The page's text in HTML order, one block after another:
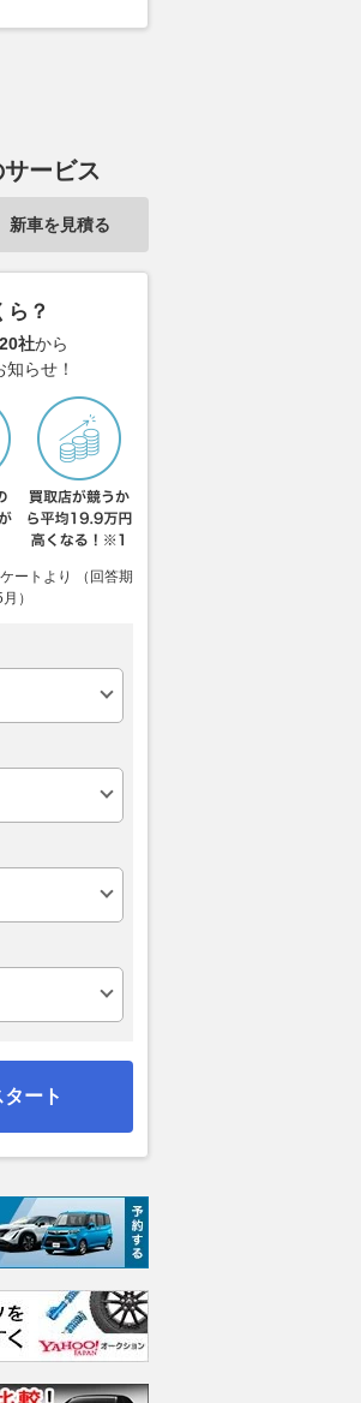
ウン！ ブリッツの車高調キッ
ト「DAMPER ZZ-R」発売
2026.08.09 レスポンス
イス ゴース
ホンダ NSX 3.0
ービス
新車を見積る
ら？
社から
らせ！
ートより （回答期
）
タート